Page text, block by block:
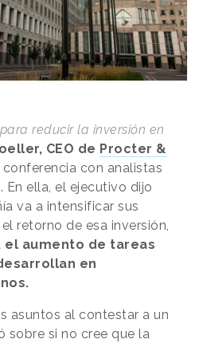
reducir la inversión en
CEO de Procter &
conferencia con analistas
En ella, el ejecutivo dijo
va a intensificar sus
retorno de esa inversión,
el aumento de tareas
en
asuntos al contestar a un
sobre si no cree que la